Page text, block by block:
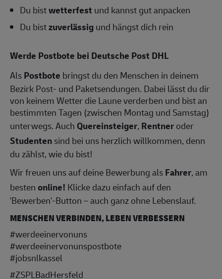
Du bistwetterfest und kannst gut anpacken
Du bistzuverlässigund hängst dich rein
Werde Postbote bei Deutsche Post DHL
AlsPostbote bringst du den Menschen in deinem
Bezirk Post- und Paketsendungen. Dabei lässt du dir
von keinem Wetter die Laune verderben und bist an
bestimmten Tagen (zwischen Montag und Samstag)
unterwegs. Auch Quereinsteiger, Rentneroder
Studentensind bei uns herzlich willkommen, denn
du zählst, wie du bist!
Wir freuen uns auf deine Bewerbung alsFahrer, am
bestenonline! Klicke dazu einfach auf den
'Bewerben'-Button – auch ganz ohne Lebenslauf.
MENSCHEN VERBINDEN, LEBEN VERBESSERN
#werdeeinervonuns
#werdeeinervonunspostbote
#jobsnlkassel
#ZSPLBadHersfeld